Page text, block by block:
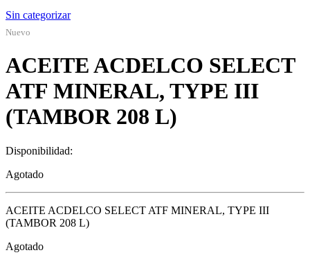
Sin categorizar
Nuevo
ACEITE ACDELCO SELECT
ATF MINERAL, TYPE III
(TAMBOR 208 L)
Disponibilidad:
Agotado
ACEITE ACDELCO SELECT ATF MINERAL, TYPE III
(TAMBOR 208 L)
Agotado